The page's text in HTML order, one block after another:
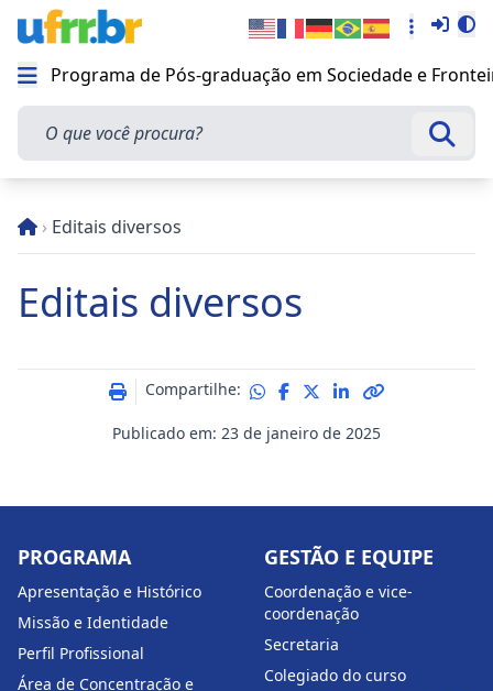
Abrir menu
Programa de Pós-graduação em Sociedade e
O que você procura?
› Editais diversos
Editais diversos
Publicado em: 23 de janeiro de 2025
Compartilhe:
PROGRAMA
Apresentação e Histórico
Missão e Identidade
Perfil Profissional
Área de Concentração e
GESTÃO E EQUIPE
Coordenação e vice-
coordenação
Secretaria
Colegiado do curso